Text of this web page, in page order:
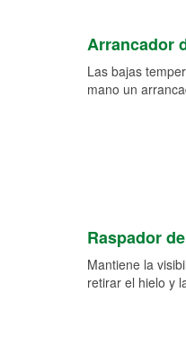
Arrancador
Las bajas
mano un
Raspador
Mantiene la
retirar el hielo y